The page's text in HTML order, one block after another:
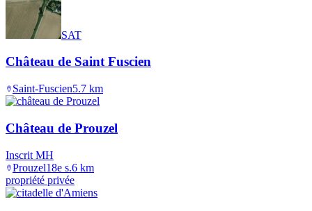
SAT
Château de Saint Fuscien
Saint-Fuscien5.7 km
Château de Prouzel
Inscrit MH
Prouzel18e s.6 km
propriété privée